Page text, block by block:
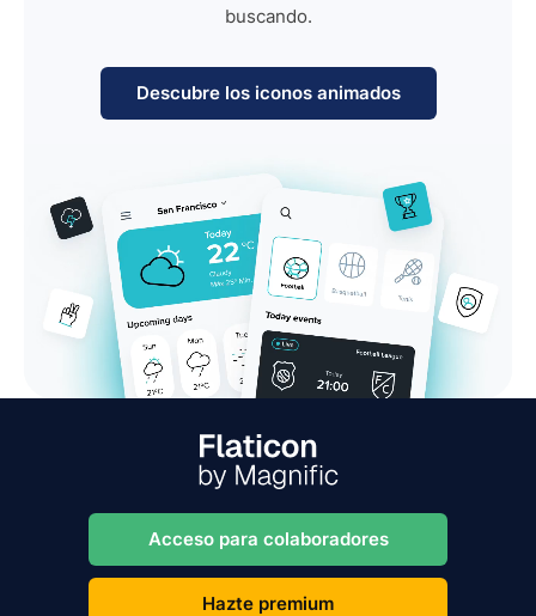
buscando.
Descubre los iconos animados
Acceso para colaboradores
Hazte premium